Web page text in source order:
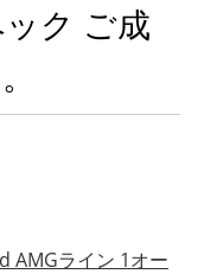
ク ご成
ライン 1オー